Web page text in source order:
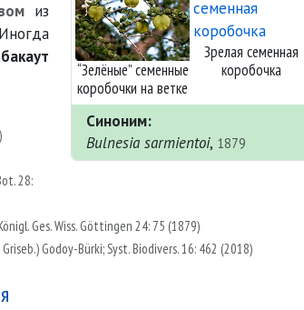
“Зелёные” семенные
коробочки на ветке
Зрелая семенная
коробочка
Синоним:
Bulnesia sarmientoi, 1879
из
28:
Ges. Wiss. Göttingen 24: 75 (1879)
Godoy-Bürki; Syst. Biodivers. 16: 462 (2018)